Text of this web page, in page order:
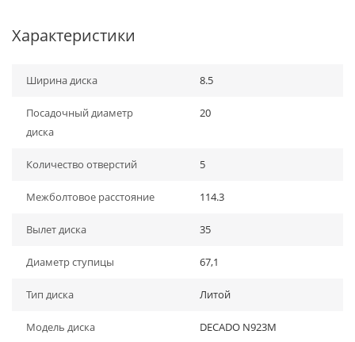
Характеристики
Ширина диска 8.5
Посадочный диаметр
диска
20
Количество отверстий 5
Межболтовое расстояние 114.3
Вылет диска 35
Диаметр ступицы 67,1
Тип диска Литой
Модель диска DECADO N923M